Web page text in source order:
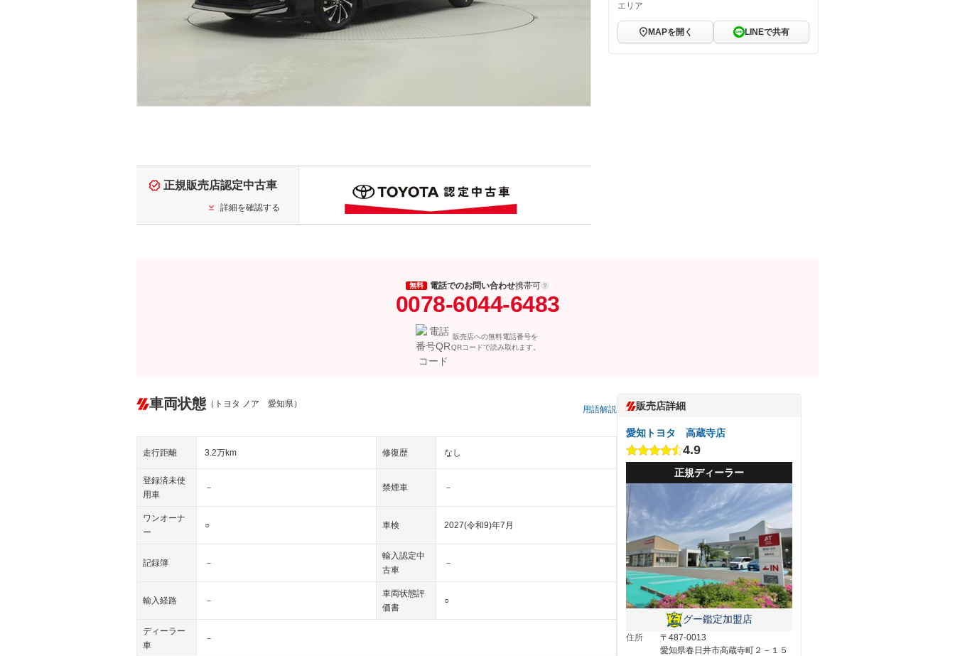
正規販売店認定中古車
詳細を確認する
エリア
MAPを開く LINEで共有
無料 電話でのお問い合わせ携帯可
0078-6044-6483
販売店への無料電話番号を
QRコードで読み取れます。
車両状態 （トヨタ ノア 愛知県）
用語解説
走行距離 3.2万km 修復歴 なし
登録済未使
用車
－ 禁煙車 －
ワンオーナ
ー
○ 車検 2027(令和9)年7月
記録簿 －
輸入認定中
古車
－
輸入経路 －
車両状態評
価書
○
ディーラー
車
－
販売店詳細
愛知トヨタ 高蔵寺店
4.9
正規ディーラー
グー鑑定加盟店
住所
〒487-0013
愛知県春日井市高蔵寺町２－１５